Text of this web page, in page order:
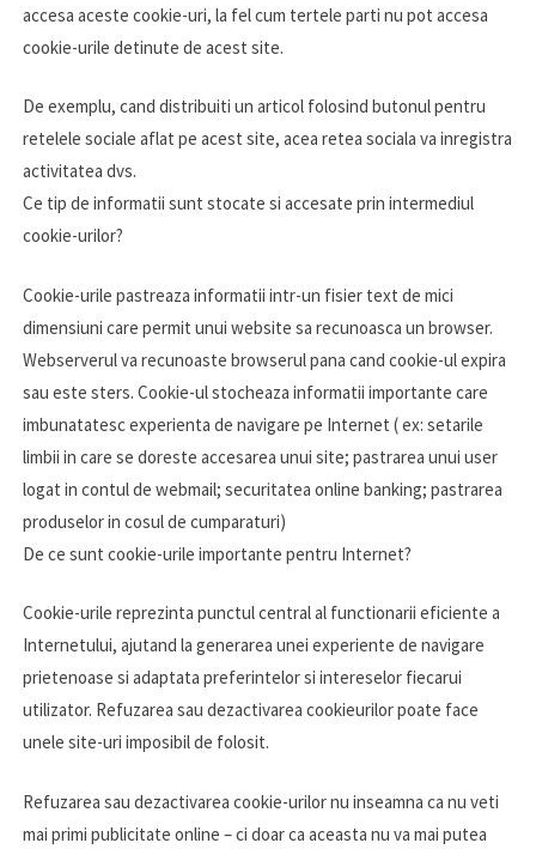
accesa aceste cookie-uri, la fel cum tertele parti nu pot accesa
cookie-urile detinute de acest site.
De exemplu, cand distribuiti un articol folosind butonul pentru
retelele sociale aflat pe acest site, acea retea sociala va inregistra
activitatea dvs.
Ce tip de informatii sunt stocate si accesate prin intermediul
cookie-urilor?
Cookie-urile pastreaza informatii intr-un fisier text de mici
dimensiuni care permit unui website sa recunoasca un browser.
Webserverul va recunoaste browserul pana cand cookie-ul expira
sau este sters. Cookie-ul stocheaza informatii importante care
imbunatatesc experienta de navigare pe Internet ( ex: setarile
limbii in care se doreste accesarea unui site; pastrarea unui user
logat in contul de webmail; securitatea online banking; pastrarea
produselor in cosul de cumparaturi)
De ce sunt cookie-urile importante pentru Internet?
Cookie-urile reprezinta punctul central al functionarii eficiente a
Internetului, ajutand la generarea unei experiente de navigare
prietenoase si adaptata preferintelor si intereselor fiecarui
utilizator. Refuzarea sau dezactivarea cookieurilor poate face
unele site-uri imposibil de folosit.
Refuzarea sau dezactivarea cookie-urilor nu inseamna ca nu veti
mai primi publicitate online – ci doar ca aceasta nu va mai putea